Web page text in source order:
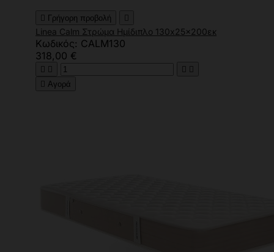
 Γρήγορη προβολή 
Linea Calm Στρώμα Ημίδιπλο 130x25x200εκ
Κωδικός: CALM130
318,00 €
   
 Αγορά